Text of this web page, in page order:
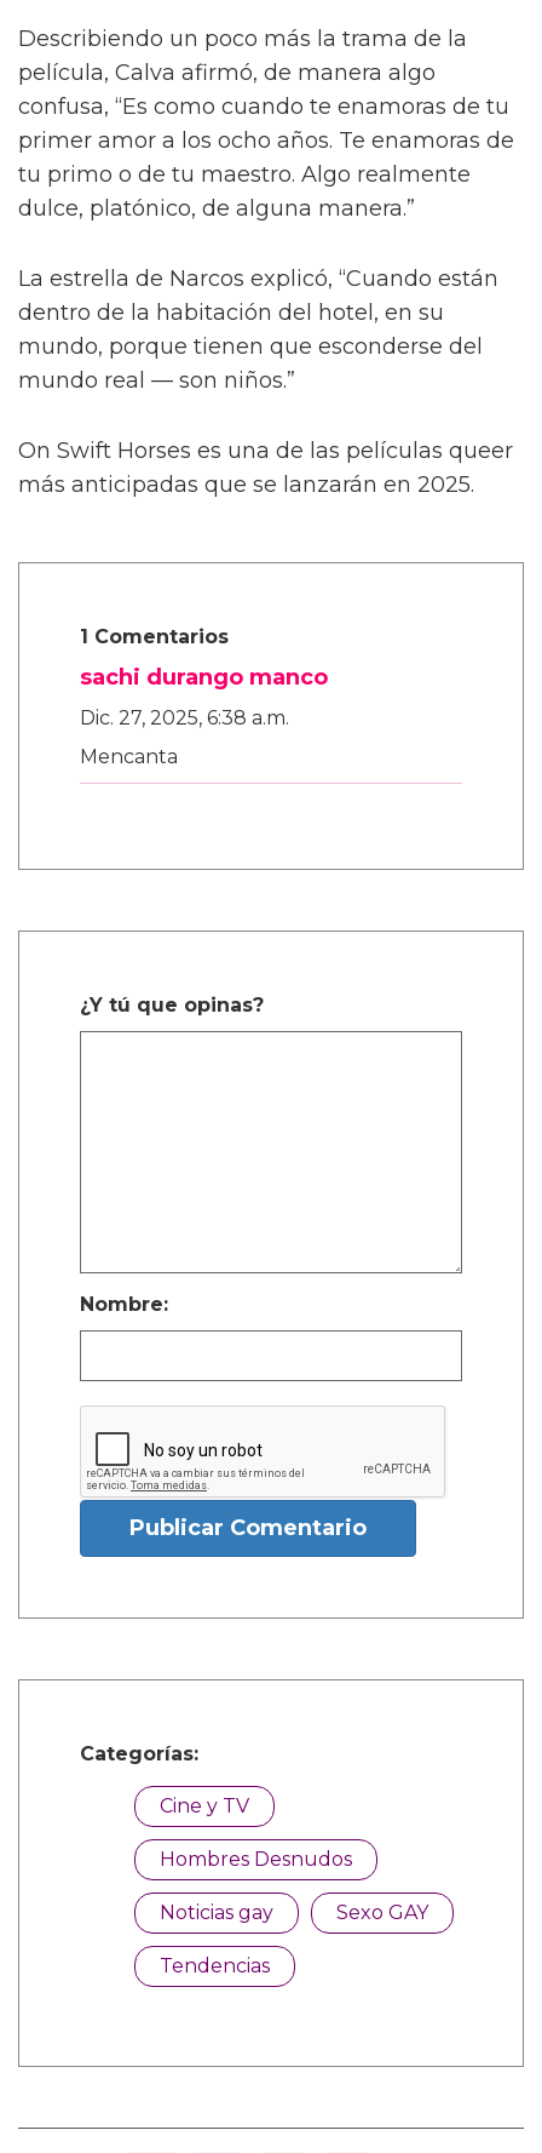
Describiendo un poco más la trama de la
película, Calva afirmó, de manera algo
confusa, “Es como cuando te enamoras de tu
primer amor a los ocho años. Te enamoras de
tu primo o de tu maestro. Algo realmente
dulce, platónico, de alguna manera.”
La estrella de Narcos explicó, “Cuando están
dentro de la habitación del hotel, en su
mundo, porque tienen que esconderse del
mundo real — son niños.”
On Swift Horses es una de las películas queer
más anticipadas que se lanzarán en 2025.
1 Comentarios
sachi durango manco
Dic. 27, 2025, 6:38 a.m.
Mencanta
¿Y tú que opinas?
Nombre:
Publicar Comentario
Categorías:
Cine y TV
Hombres Desnudos
Noticias gay Sexo GAY
Tendencias